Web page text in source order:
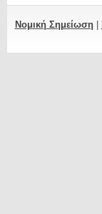
Νομική Σημείωση|